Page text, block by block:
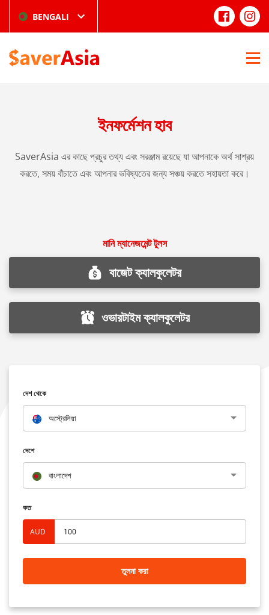
BENGALI
ইনফর্মেশন হাব
SaverAsia এর কাছে প্রচুর তথ্য এবং সরঞ্জাম রয়েছে যা আপনাকে অর্থ সাশ্রয়
করতে, সময় বাঁচাতে এবং আপনার ভবিষ্যতের জন্য সঞ্চয় করতে সহায়তা করে।
মানি ম্যানেজমেন্ট টুলস
বাজেট ক্যালকুলেটর
ওভারটাইম ক্যালকুলেটর
দেশ থেকে
অস্ট্রেলিয়া
দেশে
বাংলাদেশ
কত
AUD
তুলনা করা